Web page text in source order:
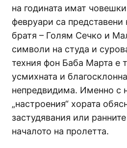
на годината имат
февруари са
братя – Голям Сечко и
символи на студа и
техния фон Баба Марта е
усмихната и
непредвидима. Именно с
„настроения“ хората
застудявания или
началото на пролетта.